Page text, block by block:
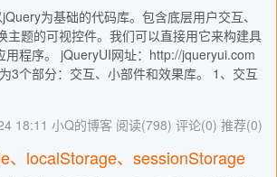
为基础的代码库。包含底层用户交互、
主题的可视控件。我们可以直接用它来构建具
用程序。 jQueryUI网址：http://jqueryui.com
3个部分：交互、小部件和效果库。 1、交互
18:11 小Q的博客 阅读(798) 评论(0) 推荐(0)
、localStorage、sessionStorage